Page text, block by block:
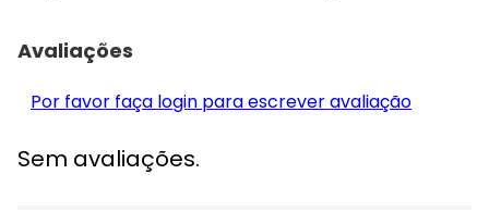
Avaliações
Por favor faça login para escrever avaliação
Sem avaliações.